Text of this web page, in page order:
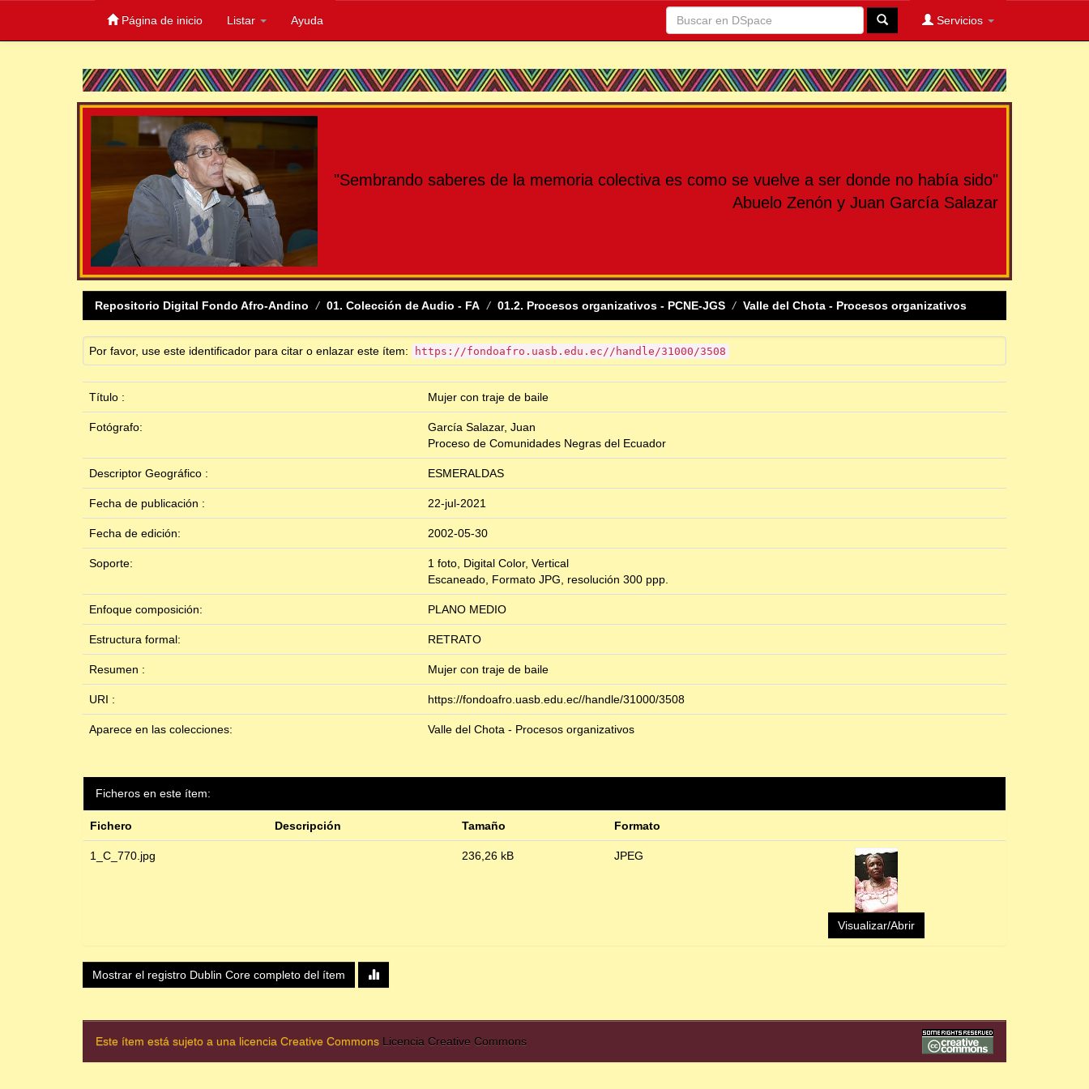
Página de inicio Listar Ayuda Servicios
"Sembrando saberes de la memoria colectiva es como se vuelve a ser donde no había sido"
Abuelo Zenón y Juan García Salazar
Repositorio Digital Fondo Afro-Andino 01. Colección de Audio - FA 01.2. Procesos organizativos - PCNE-JGS Valle del Chota - Procesos organizativos
Por favor, use este identificador para citar o enlazar este ítem: https://fondoafro.uasb.edu.ec//handle/31000/3508
Título : Mujer con traje de baile
Fotógrafo:
García Salazar, Juan
Proceso de Comunidades Negras del Ecuador
Descriptor Geográfico : ESMERALDAS
Fecha de publicación : 22-jul-2021
Fecha de edición: 2002-05-30
Soporte:
1 foto, Digital Color, Vertical
Escaneado, Formato JPG, resolución 300 ppp.
Enfoque composición: PLANO MEDIO
Estructura formal: RETRATO
Resumen : Mujer con traje de baile
URI : https://fondoafro.uasb.edu.ec//handle/31000/3508
Aparece en las colecciones: Valle del Chota - Procesos organizativos
Ficheros en este ítem:
Fichero Descripción Tamaño Formato
1_C_770.jpg 236,26 kB JPEG
Visualizar/Abrir
Mostrar el registro Dublin Core completo del ítem
Este ítem está sujeto a una licencia Creative Commons Licencia Creative Commons